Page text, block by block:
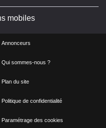
mobiles
Annonceurs
Qui sommes-nous ?
Plan du site
Politique de confidentialité
Paramétrage des cookies